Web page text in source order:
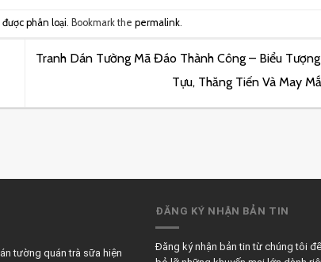
được phân loại. Bookmark the permalink.
Tranh Dán Tường Mã Đáo Thành Công – Biểu
Tựu, Thăng Tiến Và May
tường quán trà sữa hiện
ĐĂNG KÝ NHẬN BẢN TIN
Đăng ký nhận bản tin từ chúng tôi